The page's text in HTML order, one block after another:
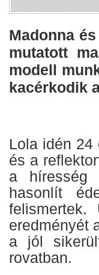
Madonna
mutatott
modell
kacérkodik
Lola idén 24
és a
a híresség
hasonlít
eredményét
a jól
rovatban.